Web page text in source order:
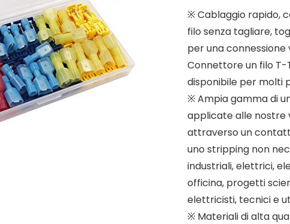
※ Cablaggio rapido,
filo senza tagliare,
per una connessione
Connettore un filo T-
disponibile per molti
※ Ampia gamma di
applicate alle nostre
attraverso un
uno stripping non
industriali, elettrici,
officina, progetti
elettricisti, tecnici e
※ Materiali di alta